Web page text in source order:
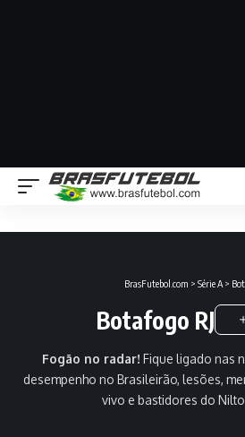
BrasFutebol.com > Série A >
Botafogo RJ
Fogão no radar! Fique ligado nas
desempenho no Brasileirão, lesões,
vivo e bastidores do